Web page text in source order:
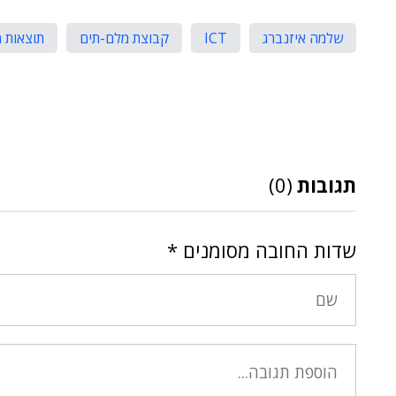
שלמה איזנברג ICT קבוצת מלם-תים
תגובות (0)
שדות החובה מסומנים *